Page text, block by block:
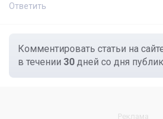
Ответить
Комментировать статьи на
в течении 30 дней со дня